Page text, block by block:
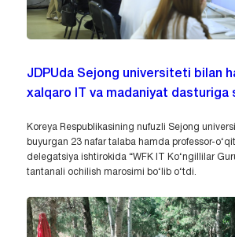
JDPUda Sejong universiteti bilan
xalqaro IT va madaniyat dasturiga
Koreya Respublikasining nufuzli Sejong
buyurgan 23 nafar talaba hamda professor-
delegatsiya ishtirokida “WFK IT Ko‘ngillilar
tantanali ochilish marosimi bo‘lib o‘tdi.